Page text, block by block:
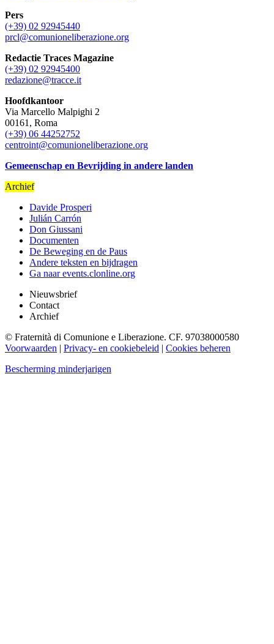
Pers
(+39) 02 92945440
prcl@comunioneliberazione.org
Redactie Traces Magazine
(+39) 02 92945400
redazione@tracce.it
Hoofdkantoor
Via Marcello Malpighi 2
00161, Roma
(+39) 06 44252752
centroint@comunioneliberazione.org
Gemeenschap en Bevrijding in andere landen
Archief
Davide Prosperi
Julián Carrón
Don Giussani
Documenten
De Beweging en de Paus
Andere teksten en bijdragen
Ga naar events.clonline.org
Nieuwsbrief
Contact
Archief
© Fraternità di Comunione e Liberazione. CF. 97038000580
Voorwaarden | Privacy- en cookiebeleid | Cookies beheren
Bescherming minderjarigen